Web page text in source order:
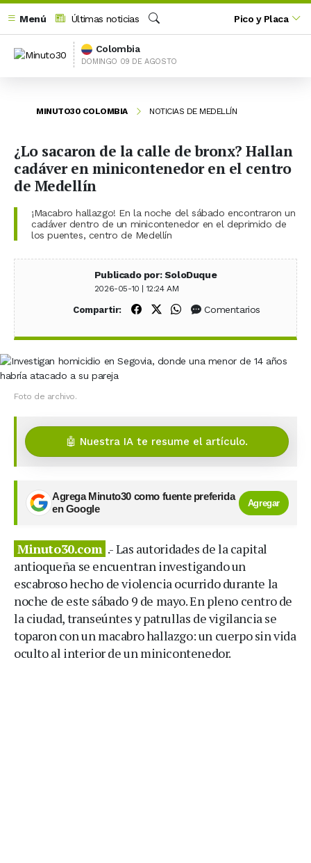
Menú
Últimas noticias
Buscar
Pico y Placa
Colombia
DOMINGO 09 DE AGOSTO
MINUTO30 COLOMBIA NOTICIAS DE MEDELLÍN
¿Lo sacaron de la calle de bronx? Hallan
cadáver en minicontenedor en el centro
de Medellín
¡Macabro hallazgo! En la noche del sábado encontraron un
cadáver dentro de un minicontenedor en el deprimido de
los puentes, centro de Medellín
Publicado por: SoloDuque
2026-05-10 | 12:24 AM
Compartir: Compartir en Facebook
Compartir en X (Twitter)
Compartir en WhatsApp
Comentarios
Foto de archivo.
🤖 Nuestra IA te resume el artículo.
Agrega Minuto30 como fuente preferida
en Google
Agregar
Minuto30.com .- Las autoridades de la capital
antioqueña se encuentran investigando un
escabroso hecho de violencia ocurrido durante la
noche de este sábado 9 de mayo. En pleno centro de
la ciudad, transeúntes y patrullas de vigilancia se
toparon con un macabro hallazgo: un cuerpo sin vida
oculto al interior de un minicontenedor.